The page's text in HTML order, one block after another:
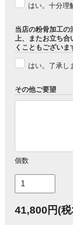
はい。十分理
当店の粉骨加工の
上、またお立ち合
くこともございま
はい。了承し
その他ご要望
個数
41,800円(